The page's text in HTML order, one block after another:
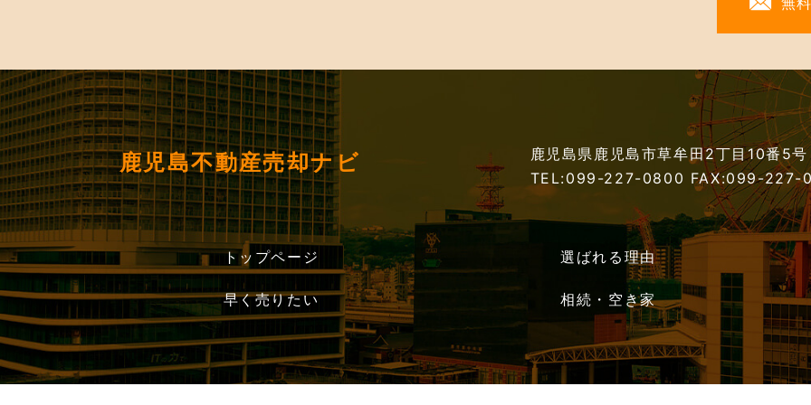
鹿児島不動産売却ナビ
鹿児島県鹿児島市草牟田2丁目10番5号
TEL:099-227-0800 FAX:099-227-
トップページ 選ばれる理由
早く売りたい 相続・空き家